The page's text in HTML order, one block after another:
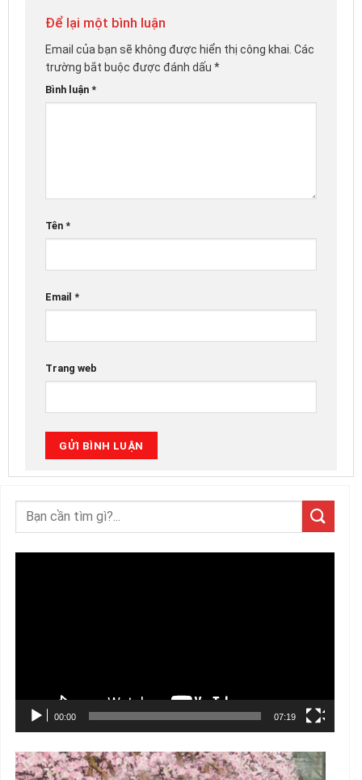
Để lại một bình luận
Email của bạn sẽ không được hiển thị công khai. Các
trường bắt buộc được đánh dấu *
Bình luận *
Tên *
Email *
Trang web
00:00 07:19